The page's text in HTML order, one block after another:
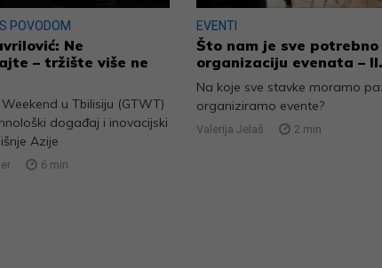
POVODOM
Ne
– tržište više ne
u Tbilisiju (GTWT)
događaj i inovacijski
Azije
6 min
EVENTI
Što nam je sve potrebno
organizaciju evenata –
Na koje sve stavke moramo
organiziramo evente?
Valerija Jelaš 2 min